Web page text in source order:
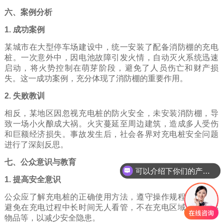
六、案例分析
1. 成功案例
某城市在大型停车场建设中，统一安装了配备消防棚的充电
桩。一次意外中，因电池故障引发火情，自动灭火系统迅速
启动，将火势控制在萌芽阶段，避免了人员伤亡和财产损
失。这一成功案例，充分体现了消防棚的重要作用。
2. 失败教训
相反，某地区因忽视充电桩的防火安全，未安装消防棚，导
致一场小火酿成大祸。火灾蔓延至周边建筑，造成多人受伤
和巨额经济损失。事故发生后，社会各界对充电桩安全问题
进行了深刻反思。
七、公众意识与教育
1. 提高安全意识
公众应了解充电桩的正确使用方法，遵守操作规程。例如，
避免在充电过程中长时间无人看管，不在充电区域堆放易燃
物品等，以减少安全隐患。
可以介绍下你们的产品么